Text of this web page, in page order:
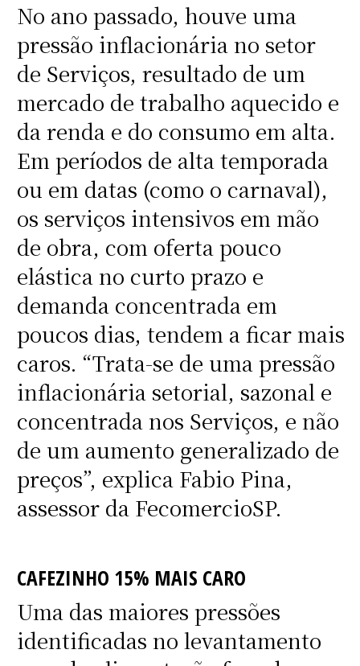
No ano passado, houve uma
pressão inflacionária no setor
de Serviços, resultado de um
mercado de trabalho aquecido e
da renda e do consumo em alta.
Em períodos de alta temporada
ou em datas (como o carnaval),
os serviços intensivos em mão
de obra, com oferta pouco
elástica no curto prazo e
demanda concentrada em
poucos dias, tendem a ficar mais
caros. “Trata-se de uma pressão
inflacionária setorial, sazonal e
concentrada nos Serviços, e não
de um aumento generalizado de
preços”, explica Fabio Pina,
assessor da FecomercioSP.
CAFEZINHO 15% MAIS CARO
Uma das maiores pressões
identificadas no levantamento